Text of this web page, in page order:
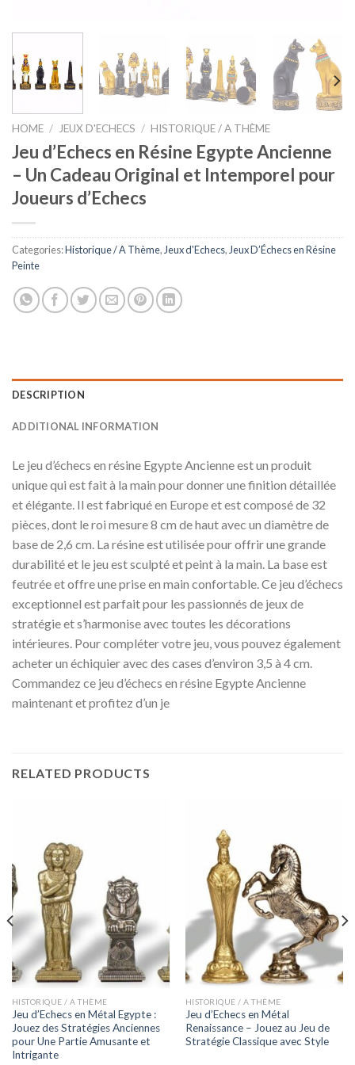
HOME / JEUX D'ECHECS / HISTORIQUE / A THÈME
Jeu d’Echecs en Résine Egypte Ancienne
– Un Cadeau Original et Intemporel pour
Joueurs d’Echecs
Categories:Historique / A Thème, Jeux d'Echecs, Jeux D’Échecs en Résine
Peinte
DESCRIPTION
ADDITIONAL INFORMATION
Le jeu d’échecs en résine Egypte Ancienne est un produit
unique qui est fait à la main pour donner une finition détaillée
et élégante. Il est fabriqué en Europe et est composé de 32
pièces, dont le roi mesure 8 cm de haut avec un diamètre de
base de 2,6 cm. La résine est utilisée pour offrir une grande
durabilité et le jeu est sculpté et peint à la main. La base est
feutrée et offre une prise en main confortable. Ce jeu d’échecs
exceptionnel est parfait pour les passionnés de jeux de
stratégie et s’harmonise avec toutes les décorations
intérieures. Pour compléter votre jeu, vous pouvez également
acheter un échiquier avec des cases d’environ 3,5 à 4 cm.
Commandez ce jeu d’échecs en résine Egypte Ancienne
maintenant et profitez d’un je
RELATED PRODUCTS
HISTORIQUE / A THÈME
Jeu d’Echecs en Métal Egypte :
Jouez des Stratégies Anciennes
pour Une Partie Amusante et
Intrigante
HISTORIQUE / A THÈME
Jeu d’Echecs en Métal
Renaissance – Jouez au Jeu de
Stratégie Classique avec Style